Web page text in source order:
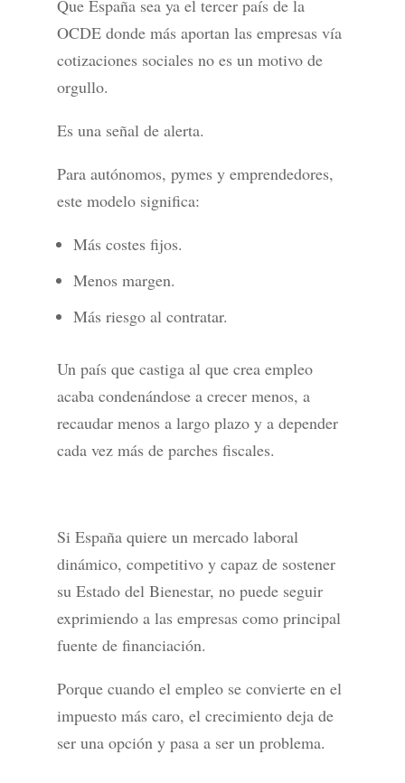
Que España sea ya el tercer país de la
OCDE donde más aportan las empresas vía
cotizaciones sociales no es un motivo de
orgullo.
Es una señal de alerta.
Para autónomos, pymes y emprendedores,
este modelo significa:
Más costes fijos.
Menos margen.
Más riesgo al contratar.
Un país que castiga al que crea empleo
acaba condenándose a crecer menos, a
recaudar menos a largo plazo y a depender
cada vez más de parches fiscales.
Si España quiere un mercado laboral
dinámico, competitivo y capaz de sostener
su Estado del Bienestar, no puede seguir
exprimiendo a las empresas como principal
fuente de financiación.
Porque cuando el empleo se convierte en el
impuesto más caro, el crecimiento deja de
ser una opción y pasa a ser un problema.